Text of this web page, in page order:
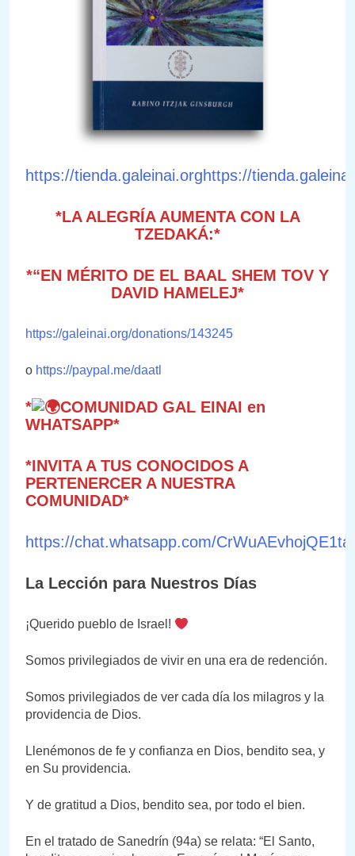
https://tienda.galeinai.orghttps://
*LA ALEGRÍA AUMENTA CON LA
TZEDAKÁ:*
*“EN MÉRITO DE EL BAAL SHEM TOV Y
DAVID HAMELEJ*
https://galeinai.org/donations/143245
o https://paypal.me/daatl
*
COMUNIDAD GAL EINAI en
WHATSAPP*
*INVITA A TUS CONOCIDOS A
PERTENERCER A NUESTRA
COMUNIDAD*
https://chat.whatsapp.com/
La Lección para Nuestros Días
¡Querido pueblo de Israel!
Somos privilegiados de vivir en una era de redención.
Somos privilegiados de ver cada día los milagros y la
providencia de Dios.
Llenémonos de fe y confianza en Dios, bendito sea, y
en Su providencia.
Y de gratitud a Dios, bendito sea, por todo el bien.
En el tratado de Sanedrín (94a) se relata: “El Santo,